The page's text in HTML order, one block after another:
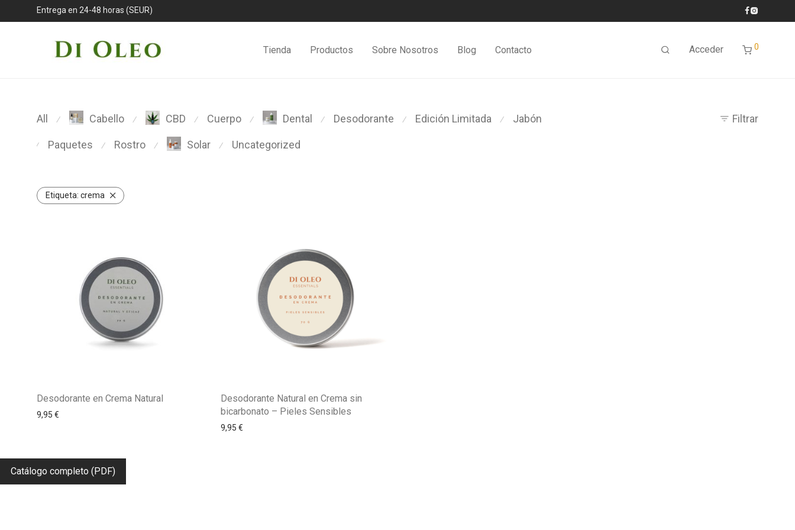
Entrega en 24-48 horas (SEUR)
Tienda Productos Sobre Nosotros Blog Contacto Acceder 0
Filtrar
All ⁄ Cabello ⁄ CBD ⁄ Cuerpo ⁄ Dental ⁄ Desodorante ⁄ Edición Limitada ⁄ Jabón
⁄ Paquetes ⁄ Rostro ⁄ Solar ⁄ Uncategorized
Etiqueta: crema
Desodorante en Crema Natural
9,95 €
Desodorante Natural en Crema sin
bicarbonato – Pieles Sensibles
9,95 €
Catálogo completo (PDF)